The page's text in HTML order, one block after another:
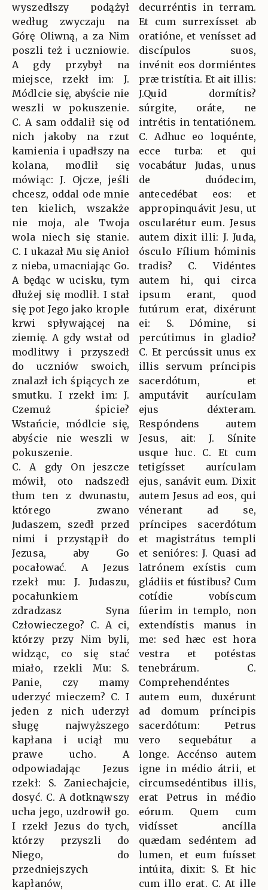
wyszedłszy podążył
według zwyczaju na
Górę Oliwną, a za Nim
poszli też i uczniowie.
A gdy przybył na
miejsce, rzekł im: J.
Módlcie się, abyście nie
weszli w pokuszenie.
C. A sam oddalił się od
nich jakoby na rzut
kamienia i upadłszy na
kolana, modlił się
mówiąc: J. Ojcze, jeśli
chcesz, oddal ode mnie
ten kielich, wszakże
nie moja, ale Twoja
wola niech się stanie.
C. I ukazał Mu się Anioł
z nieba, umacniając Go.
A będąc w ucisku, tym
dłużej się modlił. I stał
się pot Jego jako krople
krwi spływającej na
ziemię. A gdy wstał od
modlitwy i przyszedł
do uczniów swoich,
znalazł ich śpiących ze
smutku. I rzekł im: J.
Czemuż śpicie?
Wstańcie, módlcie się,
abyście nie weszli w
pokuszenie.
C. A gdy On jeszcze
mówił, oto nadszedł
tłum ten z dwunastu,
którego zwano
Judaszem, szedł przed
nimi i przystąpił do
Jezusa, aby Go
pocałować. A Jezus
rzekł mu: J. Judaszu,
pocałunkiem
zdradzasz Syna
Człowieczego? C. A ci,
którzy przy Nim byli,
widząc, co się stać
miało, rzekli Mu: S.
Panie, czy mamy
uderzyć mieczem? C. I
jeden z nich uderzył
sługę najwyższego
kapłana i uciął mu
prawe ucho. A
odpowiadając Jezus
rzekł: S. Zaniechajcie,
dosyć. C. A dotknąwszy
ucha jego, uzdrowił go.
I rzekł Jezus do tych,
którzy przyszli do
Niego, do
przedniejszych
kapłanów,
decurréntis in terram.
Et cum surrexísset ab
oratióne, et venísset ad
discípulos suos,
invénit eos dormiéntes
præ tristítia. Et ait illis:
J.Quid dormítis?
súrgite, oráte, ne
intrétis in tentatiónem.
C. Adhuc eo loquénte,
ecce turba: et qui
vocabátur Judas, unus
de duódecim,
antecedébat eos: et
appropinquávit Jesu, ut
oscularétur eum. Jesus
autem dixit illi: J. Juda,
ósculo Fílium hóminis
tradis? C. Vidéntes
autem hi, qui circa
ipsum erant, quod
futúrum erat, dixérunt
ei: S. Dómine, si
percútimus in gladio?
C. Et percússit unus ex
illis servum príncipis
sacerdótum, et
amputávit aurículam
ejus déxteram.
Respóndens autem
Jesus, ait: J. Sínite
usque huc. C. Et cum
tetigísset aurículam
ejus, sanávit eum. Dixit
autem Jesus ad eos, qui
vénerant ad se,
príncipes sacerdótum
et magistrátus templi
et senióres: J. Quasi ad
latrónem exístis cum
gládiis et fústibus? Cum
cotídie vobíscum
fúerim in templo, non
extendístis manus in
me: sed hæc est hora
vestra et potéstas
tenebrárum. C.
Comprehendéntes
autem eum, duxérunt
ad domum príncipis
sacerdótum: Petrus
vero sequebátur a
longe. Accénso autem
igne in médio átrii, et
circumsedéntibus illis,
erat Petrus in médio
eórum. Quem cum
vidísset ancílla
quædam sedéntem ad
lumen, et eum fuísset
intúita, dixit: S. Et hic
cum illo erat. C. At ille